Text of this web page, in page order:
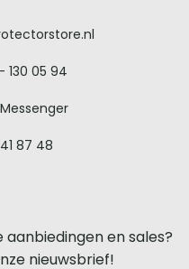
130 05 94
87 48
en sales?
nieuwsbrief!